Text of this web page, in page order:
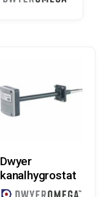
Dwyer
kanalhygrostat